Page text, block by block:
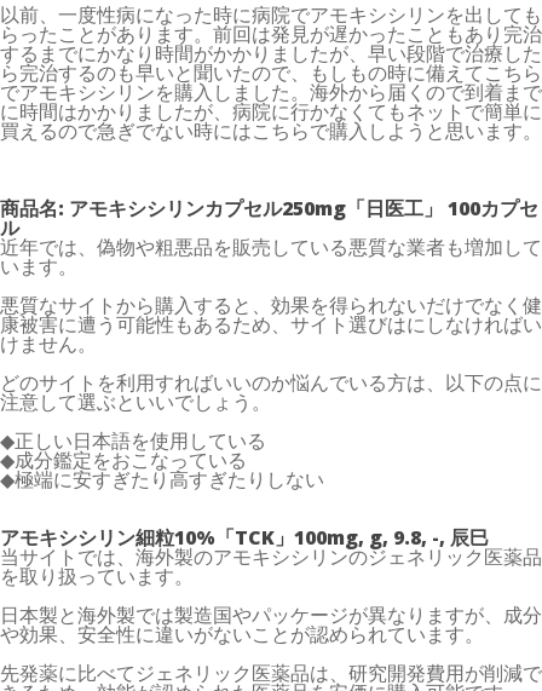
以前、一度性病になった時に病院でアモキシシリンを出しても
らったことがあります。前回は発見が遅かったこともあり完治
するまでにかなり時間がかかりましたが、早い段階で治療した
ら完治するのも早いと聞いたので、もしもの時に備えてこちら
でアモキシシリンを購入しました。海外から届くので到着まで
に時間はかかりましたが、病院に行かなくてもネットで簡単に
買えるので急ぎでない時にはこちらで購入しようと思います。
商品名: アモキシシリンカプセル250mg「日医工」 100カプセ
ル
近年では、偽物や粗悪品を販売している悪質な業者も増加して
います。
悪質なサイトから購入すると、効果を得られないだけでなく健
康被害に遭う可能性もあるため、サイト選びはにしなければい
けません。
どのサイトを利用すればいいのか悩んでいる方は、以下の点に
注意して選ぶといいでしょう。
◆正しい日本語を使用している
◆成分鑑定をおこなっている
◆極端に安すぎたり高すぎたりしない
アモキシシリン細粒10%「TCK」100mg, g, 9.8, -, 辰巳
当サイトでは、海外製のアモキシシリンのジェネリック医薬品
を取り扱っています。
日本製と海外製では製造国やパッケージが異なりますが、成分
や効果、安全性に違いがないことが認められています。
先発薬に比べてジェネリック医薬品は、研究開発費用が削減で